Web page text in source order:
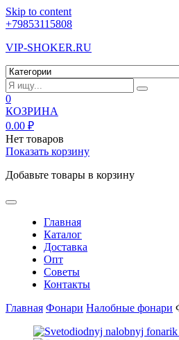
Skip to content
+79853115808
VIP-SHOKER.RU
0
КОЗРИНА
0.00 ₽
Нет товаров
Показать корзину
Добавьте товары в корзину
Главная
Каталог
Доставка
Опт
Советы
Контакты
Главная Фонари Налобные фонари